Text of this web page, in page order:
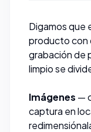
Digamos que
producto con
grabación de
limpio se
Imágenes —
captura en